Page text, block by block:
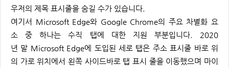
우저의 제목 표시줄을 숨길 수가 있습니다.
여기서 Microsoft Edge와 Google Chrome의 주요 차별화 요
소 중 하나는 수직 탭에 대한 지원 부분입니다. 2020
년 말 Microsoft Edge에 도입된 세로 탭은 주소 표시줄 바로 위
의 가로 위치에서 왼쪽 사이드바로 탭 표시 줄을 이동했으며 마이